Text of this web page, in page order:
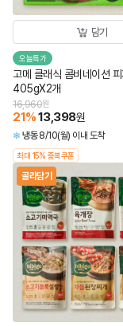
담기
오늘특가
고메 클래식 콤비네이션
405gX2개
16,960원
21%13,398원
냉동 8/10(월) 이내 도착
최대 15% 중복쿠폰
골라담기